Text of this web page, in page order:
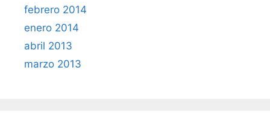
febrero 2014
enero 2014
abril 2013
marzo 2013